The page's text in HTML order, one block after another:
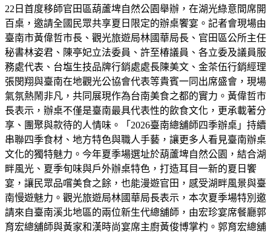
22日首度移師官田區葫蘆埤自然公園舉辦，在湖光綠意間席開
百桌，邀請全國民眾共享夏日限定的辦桌饗宴。記者會現場由
臺南市黃偉哲市長、觀光旅遊局林國華局長、官田區公所主任
秘書林姿君、陳亭妃立法委員、許至椿議員、各立委及議員服
務處代表、台塩生技品牌行銷處處長陳美文、金茶伍行銷經理
張閔翔與臺南在地觀光公協會代表等貴賓一同出席盛會，現場
氣氛熱鬧非凡，共同展現作為台南美食之都的實力。黃偉哲市
長表示，辦桌不僅是臺南最具代表性的飲食文化，更承載著分
享、團聚與款待的人情味。「2026臺南總舖師四季辦桌」持續
串聯四季食材、地方特色與職人手藝，讓更多人看見臺南辦桌
文化的獨特魅力。今年夏季場選址於葫蘆埤自然公園，結合湖
畔風光、夏季旬味與戶外辦桌特色，打造耳目一新的夏日饗
宴，讓民眾品嚐美食之餘，也能漫遊官田，感受湖畔風景與臺
南慢遊魅力。觀光旅遊局林國華局長表示，本次夏季場特別邀
請來自臺南溪北地區的兩位新生代總舖師，由宏珍宴席餐廳郭
育宏總舖師與黃家和漢時尚宴席主廚黃俊博掌杓。郭育宏總舖